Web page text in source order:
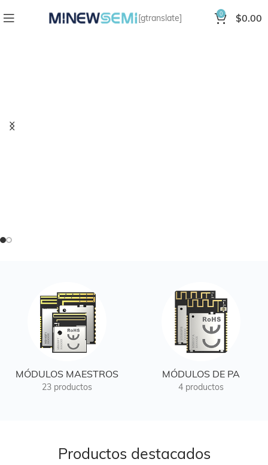
[gtranslate] 0 $0.00
MÓDULOS MAESTROS
23 productos
MÓDULOS DE PA
4 productos
Productos destacados